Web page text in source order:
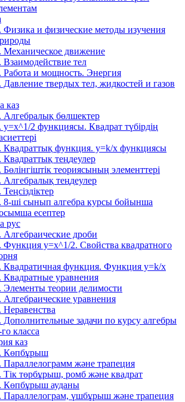
Физика и физические методы изучения
Механическое движение
Взаимодействие тел
Работа и мощность. Энергия
Давление твердых тел, жидкостей и газов
каз
Алгебралық бөлшектер
у=х^1/2 функциясы. Квадрат түбірдің
Квадраттық функция. у=k/x функциясы
Квадраттық теңдеулер
Бөлінгіштік теориясының элементтері
Алгебралық теңдеулер
Теңсіздіктер
8-ші сынып алгебра курсы бойынша
есептер
рус
Алгебраические дроби
Функция y=x^1/2. Свойства квадратного
Квадратичная функция. Функция у=k/x
Квадратные уравнения
Элементы теории делимости
Алгебраические уравнения
Неравенства
Дополнительные задачи по курсу алгебры
класса
каз
Көпбұрыш
Параллелограмм және трапеция
Тік төрбұрыш, ромб және квадрат
Көпбұрыш ауданы
Параллелограм, үшбұрыш және трапеция